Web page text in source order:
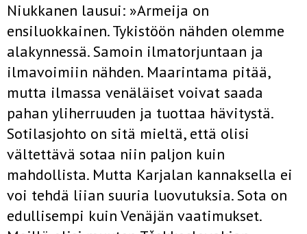
Niukkanen lausui: »Armeija on
ensiluokkainen. Tykistöön nähden olemme
alakynnessä. Samoin ilmatorjuntaan ja
ilmavoimiin nähden. Maarintama pitää,
mutta ilmassa venäläiset voivat saada
pahan yliherruuden ja tuottaa hävitystä.
Sotilasjohto on sitä mieltä, että olisi
vältettävä sotaa niin paljon kuin
mahdollista. Mutta Karjalan kannaksella ei
voi tehdä liian suuria luovutuksia. Sota on
edullisempi kuin Venäjän vaatimukset.